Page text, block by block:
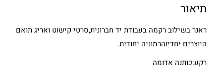
תיאור
ראנר בשילוב רקמה בעבודת יד חברונית,סרטי קישוט ואריג תואם
היוצרים יחדיוהרמוניה יחודית.
רקע:כותנה אדומה